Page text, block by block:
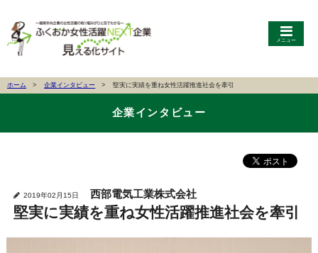
メニュー
ホーム 企業インタビュー 堅実に実績を重ね女性活躍推進社会を牽引
企業インタビュー
2019年02月15日 西部電気工業株式会社
堅実に実績を重ね女性活躍推進社会を牽引